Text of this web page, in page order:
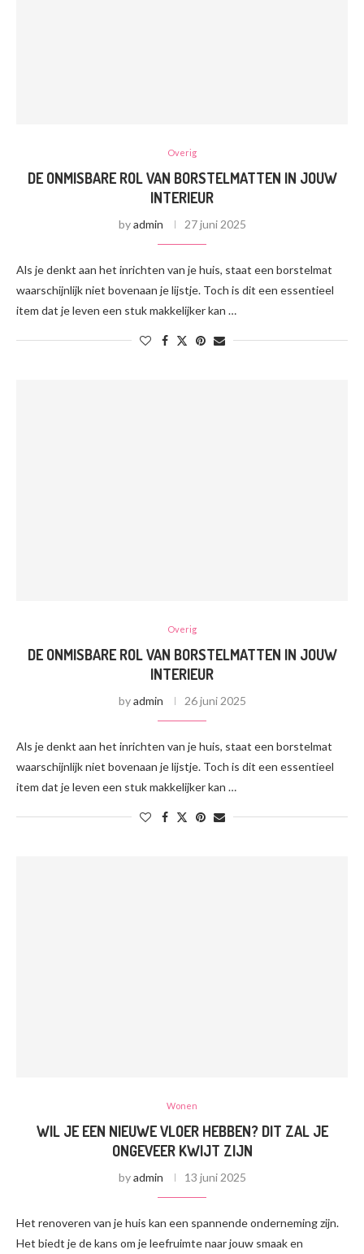
Overig
DE ONMISBARE ROL VAN BORSTELMATTEN IN JOUW
INTERIEUR
byadmin 27 juni 2025
Als je denkt aan het inrichten van je huis, staat een borstelmat
waarschijnlijk niet bovenaan je lijstje. Toch is dit een essentieel
item dat je leven een stuk makkelijker kan …
Overig
DE ONMISBARE ROL VAN BORSTELMATTEN IN JOUW
INTERIEUR
byadmin 26 juni 2025
Als je denkt aan het inrichten van je huis, staat een borstelmat
waarschijnlijk niet bovenaan je lijstje. Toch is dit een essentieel
item dat je leven een stuk makkelijker kan …
Wonen
WIL JE EEN NIEUWE VLOER HEBBEN? DIT ZAL JE
ONGEVEER KWIJT ZIJN
byadmin 13 juni 2025
Het renoveren van je huis kan een spannende onderneming zijn.
Het biedt je de kans om je leefruimte naar jouw smaak en